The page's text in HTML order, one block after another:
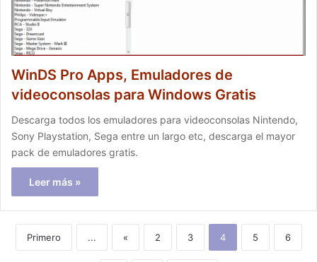
WinDS Pro Apps, Emuladores de
videoconsolas para Windows Gratis
Descarga todos los emuladores para videoconsolas Nintendo,
Sony Playstation, Sega entre un largo etc, descarga el mayor
pack de emuladores gratis.
Leer más »
Primero ... « 2 3 4 5 6